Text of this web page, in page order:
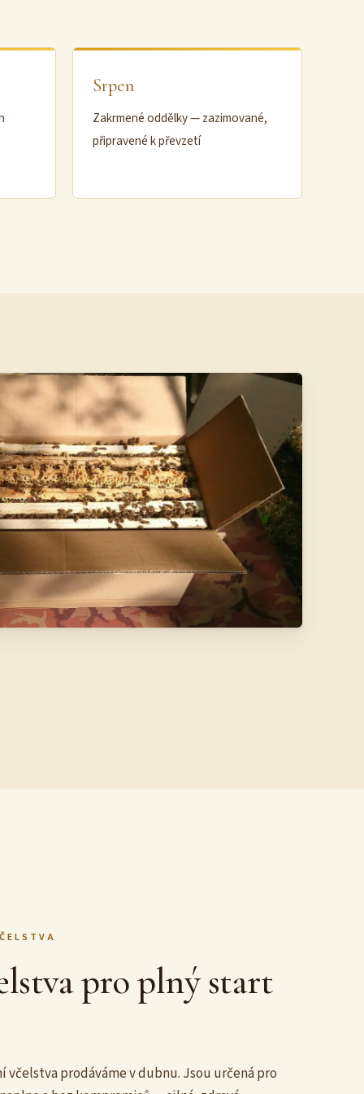
Srpen
Zakrmené oddělky — zazimované,
připravené k převzetí
pro plný start
včelstva prodáváme v dubnu. Jsou určená pro